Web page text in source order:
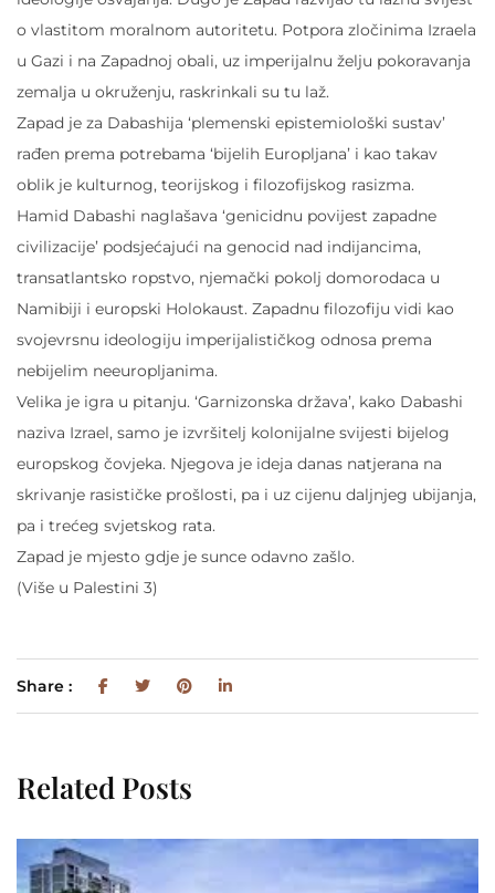
o vlastitom moralnom autoritetu. Potpora zločinima Izraela
u Gazi i na Zapadnoj obali, uz imperijalnu želju pokoravanja
zemalja u okruženju, raskrinkali su tu laž.
Zapad je za Dabashija ‘plemenski epistemiološki sustav’
rađen prema potrebama ‘bijelih Europljana’ i kao takav
oblik je kulturnog, teorijskog i filozofijskog rasizma.
Hamid Dabashi naglašava ‘genicidnu povijest zapadne
civilizacije’ podsjećajući na genocid nad indijancima,
transatlantsko ropstvo, njemački pokolj domorodaca u
Namibiji i europski Holokaust. Zapadnu filozofiju vidi kao
svojevrsnu ideologiju imperijalističkog odnosa prema
nebijelim neeuropljanima.
Velika je igra u pitanju. ‘Garnizonska država’, kako Dabashi
naziva Izrael, samo je izvršitelj kolonijalne svijesti bijelog
europskog čovjeka. Njegova je ideja danas natjerana na
skrivanje rasističke prošlosti, pa i uz cijenu daljnjeg ubijanja,
pa i trećeg svjetskog rata.
Zapad je mjesto gdje je sunce odavno zašlo.
(Više u Palestini 3)
Share :
Related Posts